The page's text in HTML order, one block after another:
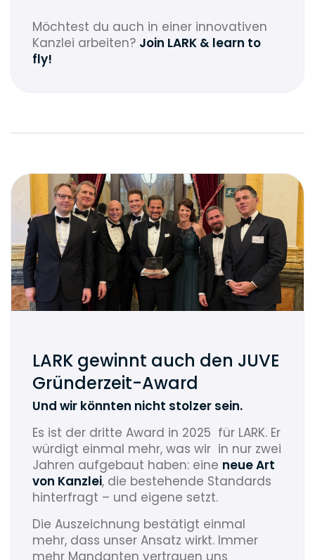
Möchtest du auch in einer innovativen
Kanzlei arbeiten? Join LARK & learn to
fly!
LARK gewinnt auch den JUVE
Gründerzeit-Award
Und wir könnten nicht stolzer sein.
Es ist der dritte Award in 2025 für LARK. Er
würdigt einmal mehr, was wir in nur zwei
Jahren aufgebaut haben: eine neue Art
von Kanzlei, die bestehende Standards
hinterfragt – und eigene setzt.
Die Auszeichnung bestätigt einmal
mehr, dass unser Ansatz wirkt. Immer
mehr Mandanten vertrauen uns